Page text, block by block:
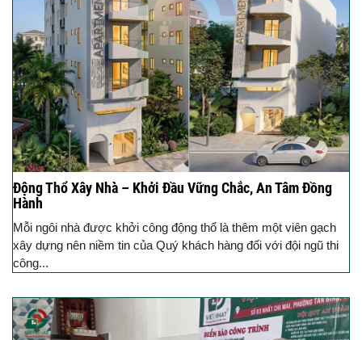
Động Thổ Xây Nhà – Khởi Đầu Vững Chắc, An Tâm Đồng
Hành
Mỗi ngôi nhà được khởi công động thổ là thêm một viên gạch
xây dựng nên niềm tin của Quý khách hàng đối với đội ngũ thi
công...